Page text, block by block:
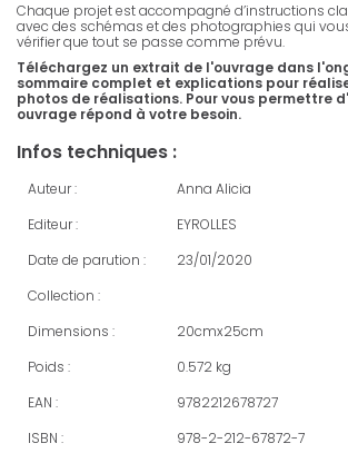
Chaque projet est accompagné d’instructions
avec des schémas et des photographies qui
vérifier que tout se passe comme prévu.
Téléchargez un extrait de l'ouvrage dans
sommaire complet et explications pour
photos de réalisations. Pour vous permettre
ouvrage répond à votre besoin.
Infos techniques :
Auteur :
Anna Alicia
Editeur :
EYROLLES
Date de parution :
23/01/2020
Collection :
Dimensions :
20cmx25cm
Poids :
0.572 kg
EAN :
9782212678727
ISBN :
978-2-212-67872-7